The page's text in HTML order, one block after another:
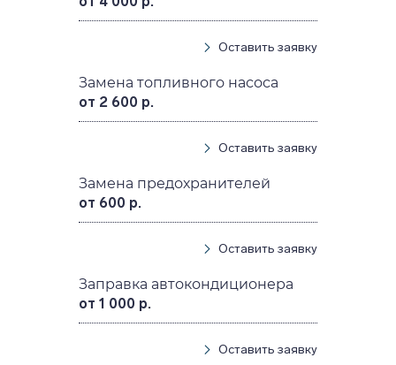
Оставить заявку
Замена топливного насоса
от 2 600 р.
Оставить заявку
Замена предохранителей
от 600 р.
Оставить заявку
Заправка автокондиционера
от 1 000 р.
Оставить заявку